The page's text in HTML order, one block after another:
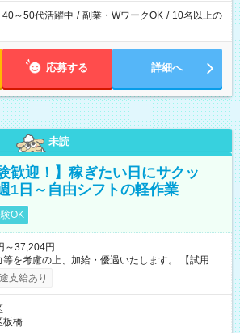
40～50代活躍中 / 副業・WワークOK / 10名以上の
応募する 詳細へ
未読
歓迎！】稼ぎたい日にサクッ
1日～自由シフトの軽作業
OK
～37,204円
考慮の上、加給・優遇いたします。 【試用期
なし
支給あり
板橋